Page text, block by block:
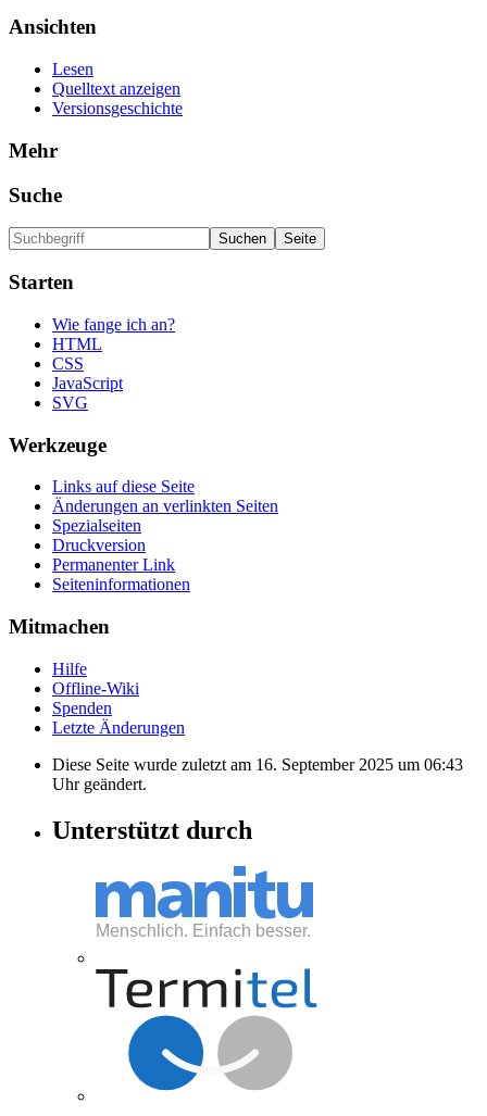
Ansichten
Lesen
Quelltext anzeigen
Versionsgeschichte
Mehr
Suche
Starten
Wie fange ich an?
HTML
CSS
JavaScript
SVG
Werkzeuge
Links auf diese Seite
Änderungen an verlinkten Seiten
Spezialseiten
Druckversion
Permanenter Link
Seiten­informationen
Mitmachen
Hilfe
Offline-Wiki
Spenden
Letzte Änderungen
Diese Seite wurde zuletzt am 16. September 2025 um 06:43
Uhr geändert.
Unterstützt durch